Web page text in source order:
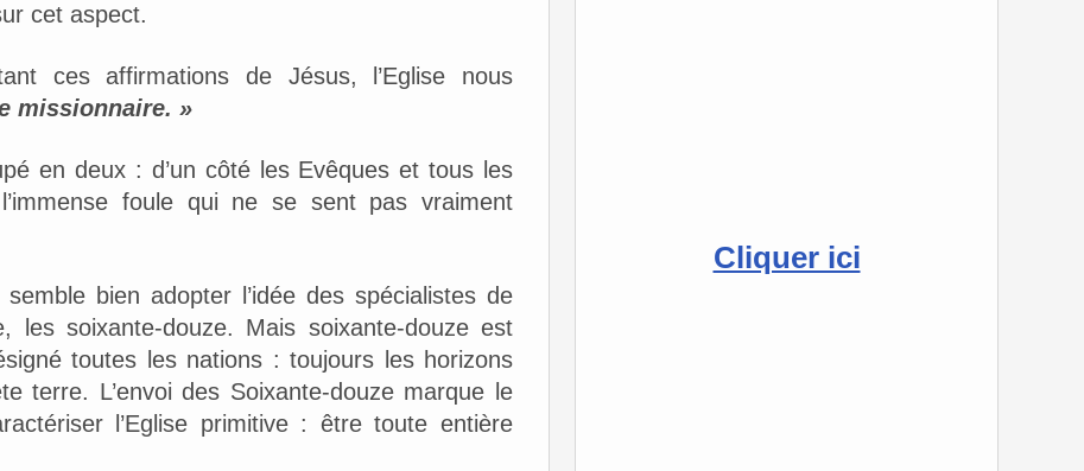
Cliquer ici
cet aspect.
ces affirmations de Jésus, l’Eglise nous
missionnaire. »
en deux : d’un côté les Evêques et tous les
foule qui ne se sent pas vraiment
bien adopter l’idée des spécialistes de
les soixante-douze. Mais soixante-douze est
toutes les nations : toujours les horizons
terre. L’envoi des Soixante-douze marque le
l’Eglise primitive : être toute entière